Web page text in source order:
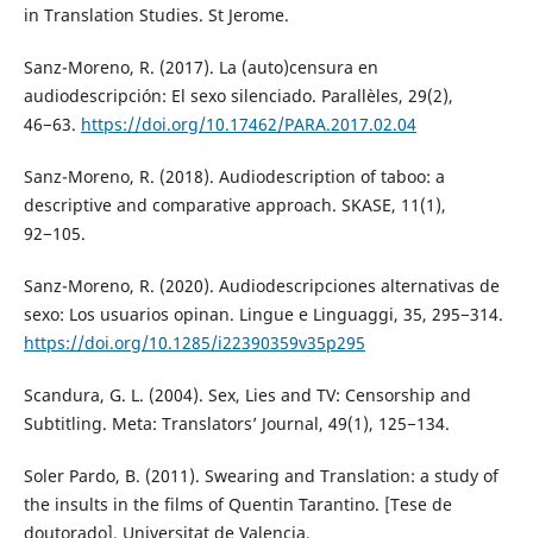
in Translation Studies. St Jerome.
Sanz-Moreno, R. (2017). La (auto)censura en
audiodescripción: El sexo silenciado. Parallèles, 29(2),
46−63. https://doi.org/10.17462/PARA.2017.02.04
Sanz-Moreno, R. (2018). Audiodescription of taboo: a
descriptive and comparative approach. SKASE, 11(1),
92−105.
Sanz-Moreno, R. (2020). Audiodescripciones alternativas de
sexo: Los usuarios opinan. Lingue e Linguaggi, 35, 295−314.
https://doi.org/10.1285/i22390359v35p295
Scandura, G. L. (2004). Sex, Lies and TV: Censorship and
Subtitling. Meta: Translators’ Journal, 49(1), 125−134.
Soler Pardo, B. (2011). Swearing and Translation: a study of
the insults in the films of Quentin Tarantino. [Tese de
doutorado]. Universitat de Valencia.